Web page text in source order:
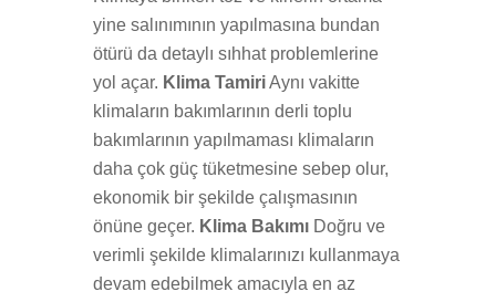
yine salınımının yapılmasına bundan
ötürü da detaylı sıhhat problemlerine
yol açar. Klima TamiriAynı vakitte
klimaların bakımlarının derli toplu
bakımlarının yapılmaması klimaların
daha çok güç tüketmesine sebep olur,
ekonomik bir şekilde çalışmasının
önüne geçer. Klima Bakımı Doğru ve
verimli şekilde klimalarınızı kullanmaya
devam edebilmek amacıyla en az